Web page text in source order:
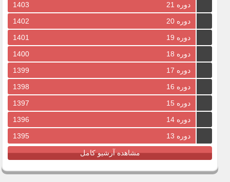
دوره 21
1403
دوره 20
1402
دوره 19
1401
دوره 18
1400
دوره 17
1399
دوره 16
1398
دوره 15
1397
دوره 14
1396
دوره 13
1395
مشاهده آرشیو کامل